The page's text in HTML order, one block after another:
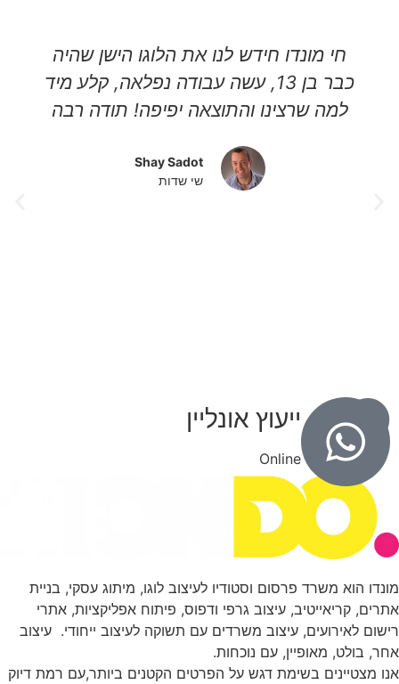
חי מונדו חידש לנו את הלוגו הישן שהיה
כבר בן 13, עשה עבודה נפלאה, קלע מיד
למה שרצינו והתוצאה יפיפה! תודה רבה
Shay Sadot
שי שדות
ייעוץ אונליין
Online
מונדו הוא משרד פרסום וסטודיו לעיצוב לוגו, מיתוג עסקי, בניית
אתרים, קריאייטיב, עיצוב גרפי ודפוס, פיתוח אפליקציות, אתרי
רישום לאירועים, עיצוב משרדים עם תשוקה לעיצוב ייחודי. עיצוב
אחר, בולט, מאופיין, עם נוכחות.
אנו מצטיינים בשימת דגש על הפרטים הקטנים ביותר,עם רמת דיוק